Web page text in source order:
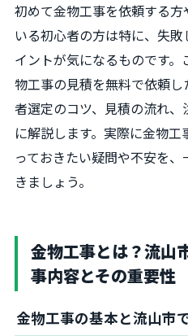
初めて金物工事を依頼する
いる初心者の方は特に、失
イントが気になるものです
物工事の見積を無料で依頼
者選定のコツ、見積の流れ
に解説します。実際に金物
っておきたい疑問や不安を
きましょう。
金物工事とは？流山
事内容とその重要性
金物工事の基本と流山市